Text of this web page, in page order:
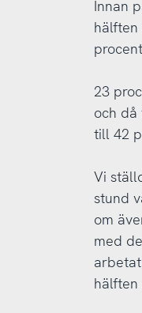
Innan
hälften
23
och då
till 42
Vi
stund
om
med